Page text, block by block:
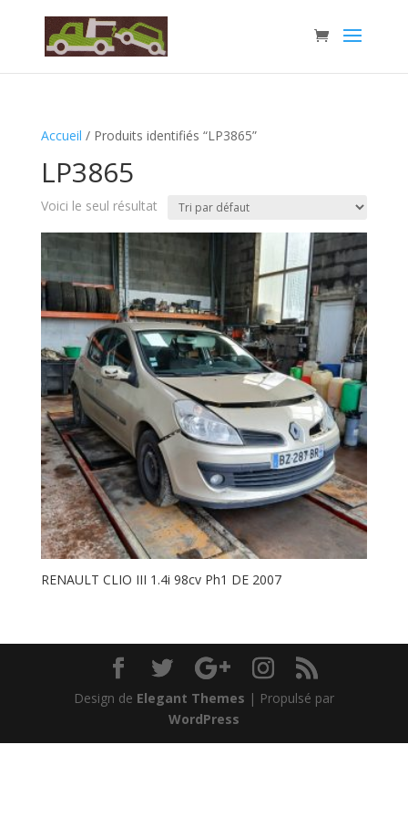
Accueil / Produits identifiés “LP3865”
LP3865
Voici le seul résultat
RENAULT CLIO III 1.4i 98cv Ph1 DE 2007
Design de Elegant Themes | Propulsé par
WordPress